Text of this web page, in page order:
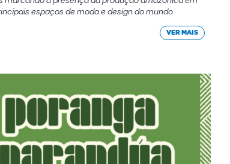
espaços de moda e design do mundo
VER MAIS